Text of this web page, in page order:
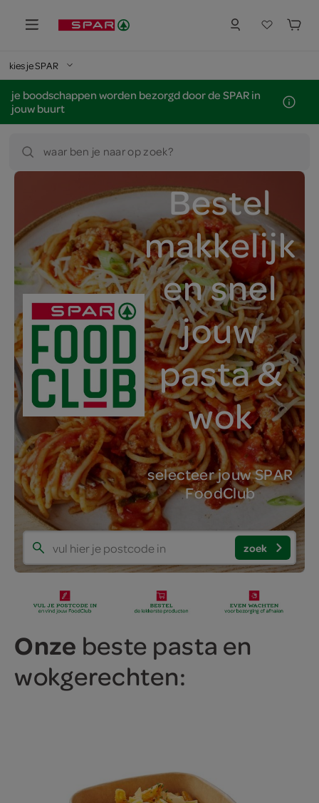
kies je SPAR
je boodschappen worden bezorgd door de SPAR in
jouw buurt
waar ben je naar op zoek?
Bestel
makkelijk
en snel
jouw
pasta &
wok
selecteer jouw SPAR
FoodClub
zoek
Onze beste pasta en
wokgerechten: